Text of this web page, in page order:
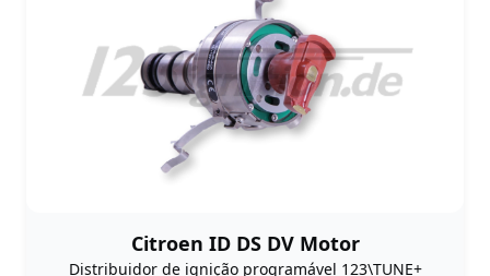
Citroen ID DS DV Motor
Distribuidor de ignição programável 123\TUNE+